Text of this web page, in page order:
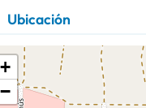
Ubicación
+
−